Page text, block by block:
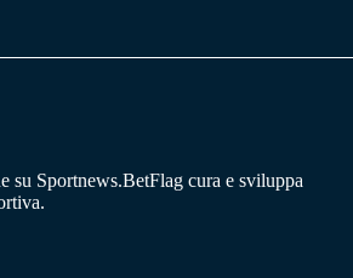
su Sportnews.BetFlag cura e sviluppa